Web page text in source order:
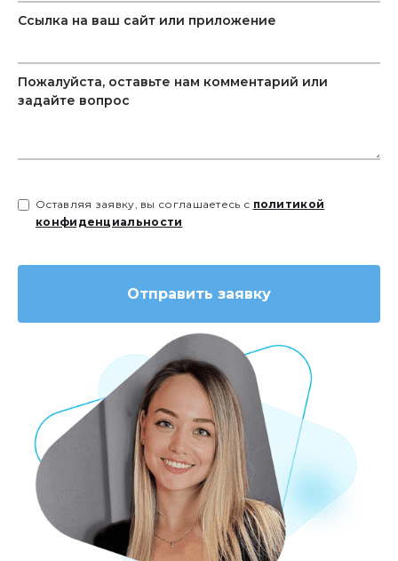
Ссылка на ваш сайт или приложение
Пожалуйста, оставьте нам комментарий или
задайте вопрос
Оставляя заявку, вы соглашаетесь с политикой
конфиденциальности